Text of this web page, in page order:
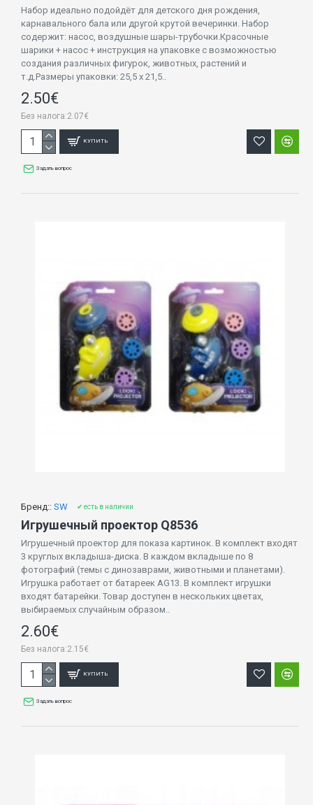
Набор идеально подойдёт для детского дня рождения,
карнавального бала или другой крутой вечеринки. Набор
содержит: насос, воздушные шары-трубочки.Красочные
шарики + насос + инструкция на упаковке с возможностью
создания различных фигурок, животных, растений и
т.д.Размеры упаковки: 25,5 х 21,5..
2.50€
Без налога:2.07€
КУПИТЬ
Задать вопрос
Бренд:: SW ✔ есть в наличии
Игрушечный проектор Q8536
Игрушечный проектор для показа картинок. В комплект входят
3 круглых вкладыша-диска. В каждом вкладыше по 8
фотографий (темы с динозаврами, животными и планетами).
Игрушка работает от батареек AG13. В комплект игрушки
входят батарейки. Товар доступен в нескольких цветах,
выбираемых случайным образом..
2.60€
Без налога:2.15€
КУПИТЬ
Задать вопрос